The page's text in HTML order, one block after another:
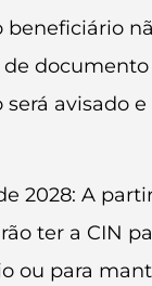
beneficiário
avisado
2028: A
ter a CIN
ou para